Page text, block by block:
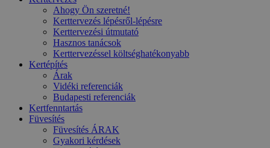
Ahogy Ön szeretné!
Kerttervezés lépésről-lépésre
Kerttervezési útmutató
Hasznos tanácsok
Kerttervezéssel költséghatékonyabb
Kertépítés
Árak
Vidéki referenciák
Budapesti referenciák
Kertfenntartás
Füvesítés
Füvesítés ÁRAK
Gyakori kérdések